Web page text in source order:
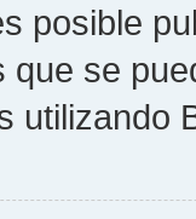
posible
que se
utilizando